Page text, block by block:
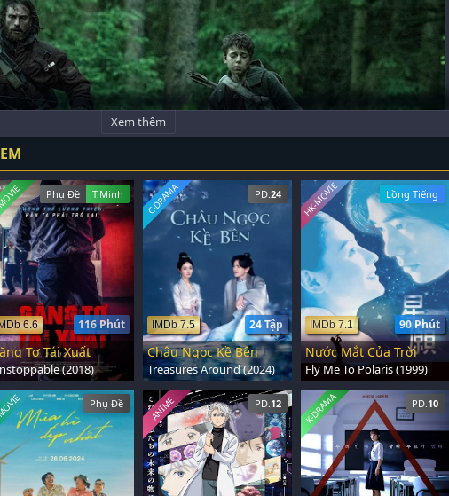
Xem thêm
Phụ Đề T.Minh
116 Phút
IMDb 6.6
Tơ Tái Xuất
(2018)
PD. 24
24 Tập
IMDb 7.5
C-DRAMA
Châu Ngọc Kề Bên
Treasures Around (2024)
Lồng Tiếng
90 Phút
IMDb 7.1
HK-MOVIE
Nước Mắt Của Trời
Fly Me To Polaris (1999)
Phụ Đề PD. 12
ANIME PD. 10
K-DRAMA